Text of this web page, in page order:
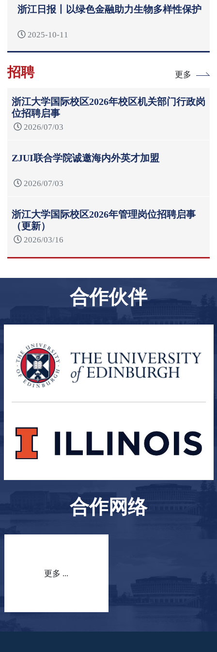
浙江日报丨以绿色金融助力生物多样性保护
2025-10-11
招聘 更多
浙江大学国际校区2026年校区机关部门行政岗
位招聘启事
2026/07/03
ZJUI联合学院诚邀海内外英才加盟
2026/07/03
浙江大学国际校区2026年管理岗位招聘启事
（更新）
2026/03/16
合作伙伴
合作网络
更多 ...